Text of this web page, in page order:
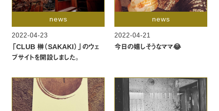
news
2022-04-23
「CLUB 榊（SAKAKI）」のウェ
ブサイトを開設しました。
news
2022-04-21
今日の嬉しそうなママ😂